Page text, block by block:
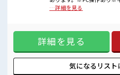
■職場の雰囲気
キレイな職場でカイテキ作業♪
配属後の1ヶ月間は研修あるので安
験1年以上ある方 ■お仕事PR 製造経験のある方必見！ 作業を
プクラス「1600円」！ お
もあるのでプライベートだ
の社員食堂が利用できます
完備！ 【無期雇用派遣】 ◎当社と期間制限のない雇用契約を
結んだ上で、 派遣先で働
があえば応募のその日に入社決定も
…詳細を見る
詳細を見る
気になるリスト